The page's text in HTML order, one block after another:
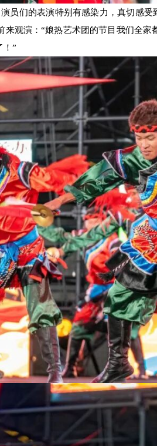
员们的表演特别有感染力，真切感
观演：“娘热艺术团的节目我们全
！”